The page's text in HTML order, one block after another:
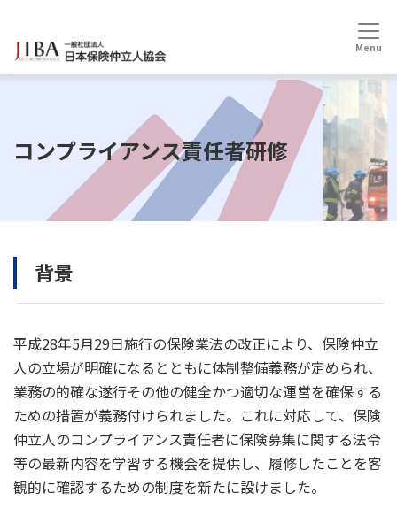
HOME コンプライアンス責任者研修
コンプライアンス責任者研修
背景
平成28年5月29日施行の保険業法の改正により、保険仲立
人の立場が明確になるとともに体制整備義務が定められ、
業務の的確な遂行その他の健全かつ適切な運営を確保する
ための措置が義務付けられました。これに対応して、保険
仲立人のコンプライアンス責任者に保険募集に関する法令
等の最新内容を学習する機会を提供し、履修したことを客
観的に確認するための制度を新たに設けました。